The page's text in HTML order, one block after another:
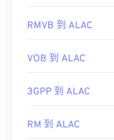
RMVB 到 ALAC
VOB 到 ALAC
3GPP 到 ALAC
RM 到 ALAC